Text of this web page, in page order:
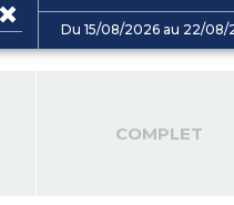
Du 15/08/2026 au 22/08/
COMPLET